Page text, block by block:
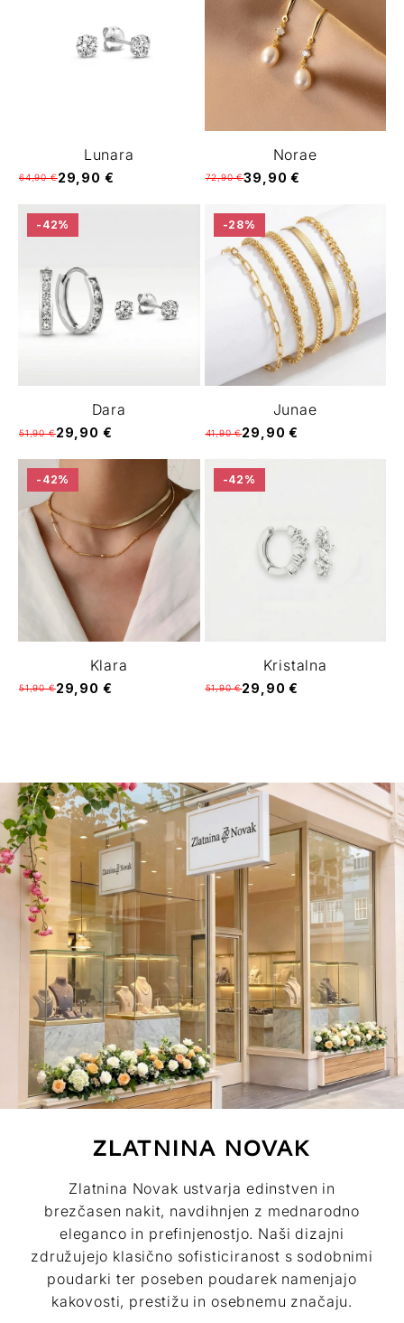
Lunara
64,90 €29,90 €
Norae
72,90 €39,90 €
-42%
Dara
51,90 €29,90 €
-28%
Junae
41,90 €29,90 €
-42%
Klara
51,90 €29,90 €
-42%
Kristalna
51,90 €29,90 €
ZLATNINA NOVAK
Zlatnina Novak ustvarja edinstven in
brezčasen nakit, navdihnjen z mednarodno
eleganco in prefinjenostjo. Naši dizajni
združujejo klasično sofisticiranost s sodobnimi
poudarki ter poseben poudarek namenjajo
kakovosti, prestižu in osebnemu značaju.